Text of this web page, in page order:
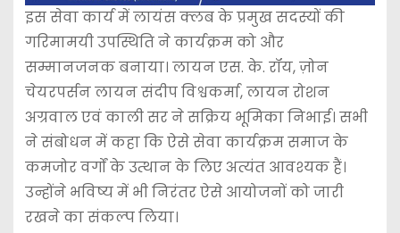
इस सेवा कार्य में लायंस क्लब के प्रमुख सदस्यों की
गरिमामयी उपस्थिति ने कार्यक्रम को और
सम्मानजनक बनाया। लायन एस. के. रॉय, ज़ोन
चेयरपर्सन लायन संदीप विश्वकर्मा, लायन रोशन
अग्रवाल एवं काली सर ने सक्रिय भूमिका निभाई। सभी
ने संबोधन में कहा कि ऐसे सेवा कार्यक्रम समाज के
कमजोर वर्गों के उत्थान के लिए अत्यंत आवश्यक हैं।
उन्होंने भविष्य में भी निरंतर ऐसे आयोजनों को जारी
रखने का संकल्प लिया।